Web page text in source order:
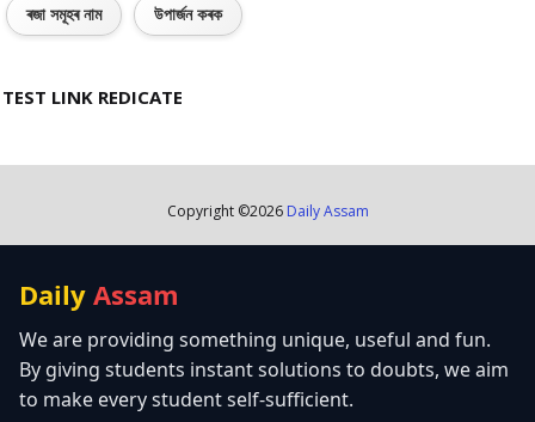
ৰজা সমূহৰ নাম উপাৰ্জন কৰক
TEST LINK REDICATE
Copyright ©2026 Daily Assam
Daily Assam
We are providing something unique, useful and fun.
By giving students instant solutions to doubts, we aim
to make every student self-sufficient.